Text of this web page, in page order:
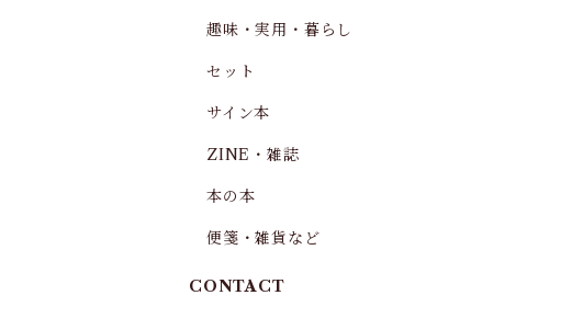
趣味・実用・暮らし
セット
サイン本
ZINE・雑誌
本の本
便箋・雑貨など
CONTACT